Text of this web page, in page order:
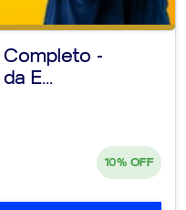
Completo -
E...
10% OFF